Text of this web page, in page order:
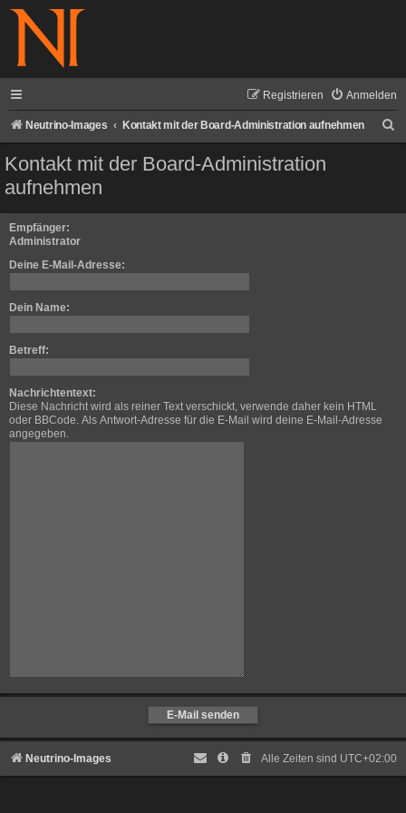
Anmelden
Registrieren
Neutrino-Images Kontakt mit der Board-Administration aufnehmen
Kontakt mit der Board-Administration
aufnehmen
Empfänger:
Administrator
Deine E-Mail-Adresse:
Dein Name:
Betreff:
Nachrichtentext:
Diese Nachricht wird als reiner Text verschickt, verwende daher kein HTML
oder BBCode. Als Antwort-Adresse für die E-Mail wird deine E-Mail-Adresse
angegeben.
Neutrino-Images Alle Zeiten sind UTC+02:00